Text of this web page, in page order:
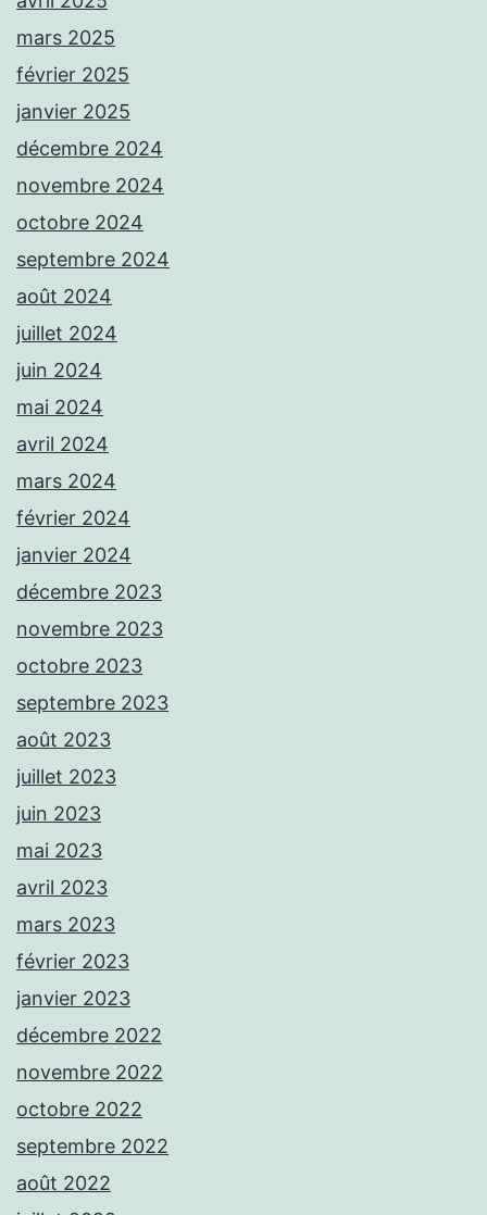
mars 2025
février 2025
janvier 2025
décembre 2024
novembre 2024
octobre 2024
septembre 2024
août 2024
juillet 2024
juin 2024
mai 2024
avril 2024
mars 2024
février 2024
janvier 2024
décembre 2023
novembre 2023
octobre 2023
septembre 2023
août 2023
juillet 2023
juin 2023
mai 2023
avril 2023
mars 2023
février 2023
janvier 2023
décembre 2022
novembre 2022
octobre 2022
septembre 2022
août 2022